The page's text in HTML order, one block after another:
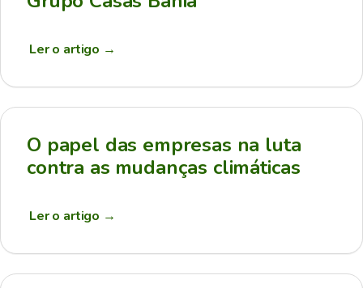
Ler o artigo →
O papel das empresas na luta
contra as mudanças climáticas
Ler o artigo →